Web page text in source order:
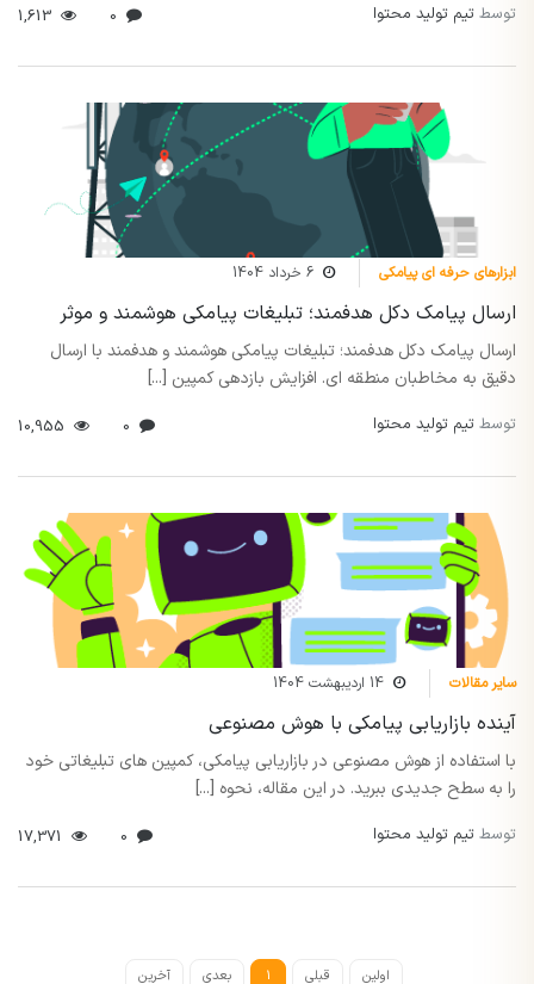
توسط تیم تولید محتوا
ابزارهای حرفه ای پیامکی 6 خرداد 1404
ارسال پیامک دکل هدفمند؛ تبلیغات پیامکی هوشمند و موثر
ارسال پیامک دکل هدفمند؛ تبلیغات پیامکی هوشمند و هدفمند با ارسال
دقیق به مخاطبان منطقه ای. افزایش بازدهی کمپین [...]
توسط تیم تولید محتوا
سایر مقالات 14 اردیبهشت 1404
آینده بازاریابی پیامکی با هوش مصنوعی
با استفاده از هوش مصنوعی در بازاریابی پیامکی، کمپین های تبلیغاتی خود
را به سطح جدیدی ببرید. در این مقاله، نحوه [...]
توسط تیم تولید محتوا
اولین قبلی 1 بعدی آخرین